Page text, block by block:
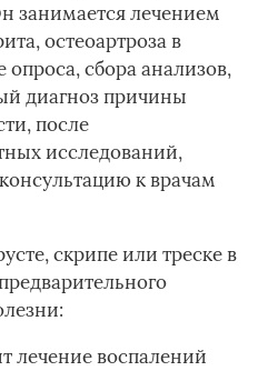
занимается лечением
остеоартроза в
сбора анализов,
диагноз причины
после
исследований,
к врачам
скрипе или треске в
лечение воспалений